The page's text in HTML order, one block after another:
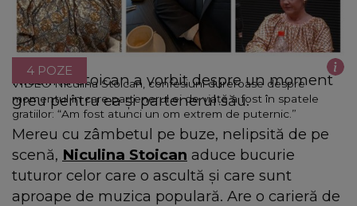
VIDEO Niculina Stoican, confesiuni dureroase despre
momentul în care partenerul ei de viață a fost în spatele
gratiilor: “Am fost atunci un om extrem de puternic.”
4 POZE
Niculina Stoican a vorbit despre un moment
greu pentru ea și partenerul său.
Mereu cu zâmbetul pe buze, nelipsită de pe
scenă, Niculina Stoican aduce bucurie
tuturor celor care o ascultă și care sunt
aproape de muzica populară. Are o carieră de